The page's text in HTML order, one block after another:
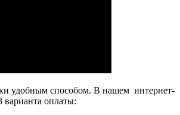
удобным способом. В нашем интернет-
варианта оплаты: